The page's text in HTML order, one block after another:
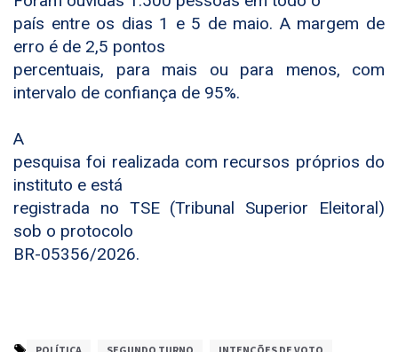
país entre os dias 1 e 5 de maio. A margem de
erro é de 2,5 pontos
percentuais, para mais ou para menos, com
intervalo de confiança de 95%.
A
pesquisa foi realizada com recursos próprios do
instituto e está
registrada no TSE (Tribunal Superior Eleitoral)
sob o protocolo
BR-05356/2026.